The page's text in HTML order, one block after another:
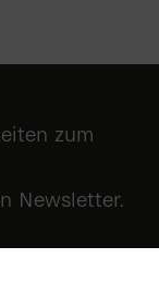
zum
Newsletter.